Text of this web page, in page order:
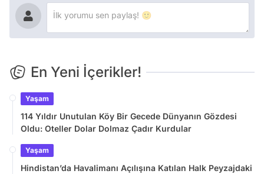
En Yeni İçerikler!
Yaşam
114 Yıldır Unutulan Köy Bir Gecede Dünyanın Gözdesi
Oldu: Oteller Dolar Dolmaz Çadır Kurdular
Yaşam
Hindistan’da Havalimanı Açılışına Katılan Halk Peyzajdaki